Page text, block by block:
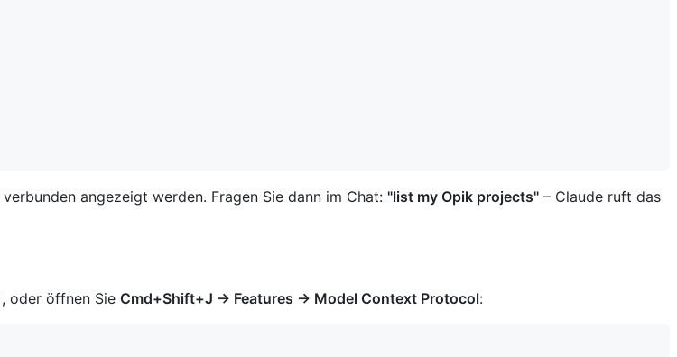
angezeigt werden. Fragen Sie dann im Chat: "list my Opik projects"– Claude ruft das
oder öffnen Sie Cmd+Shift+J → Features → Model Context Protocol: